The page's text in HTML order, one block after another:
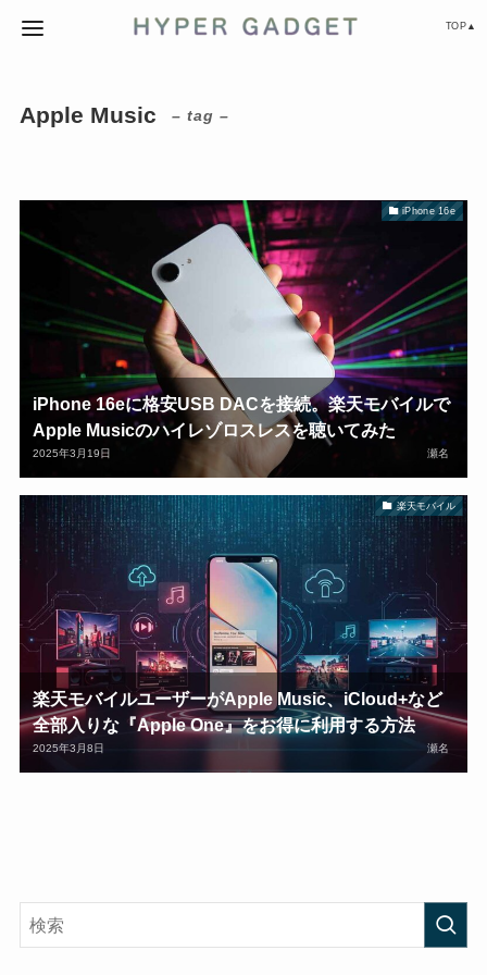
TOP▲
Apple Music – tag –
iPhone 16e
iPhone 16eに格安USB DACを接続。楽天モバイルで
Apple Musicのハイレゾロスレスを聴いてみた
2025年3月19日 瀬名
楽天モバイル
楽天モバイルユーザーがApple Music、iCloud+など
全部入りな『Apple One』をお得に利用する方法
2025年3月8日 瀬名